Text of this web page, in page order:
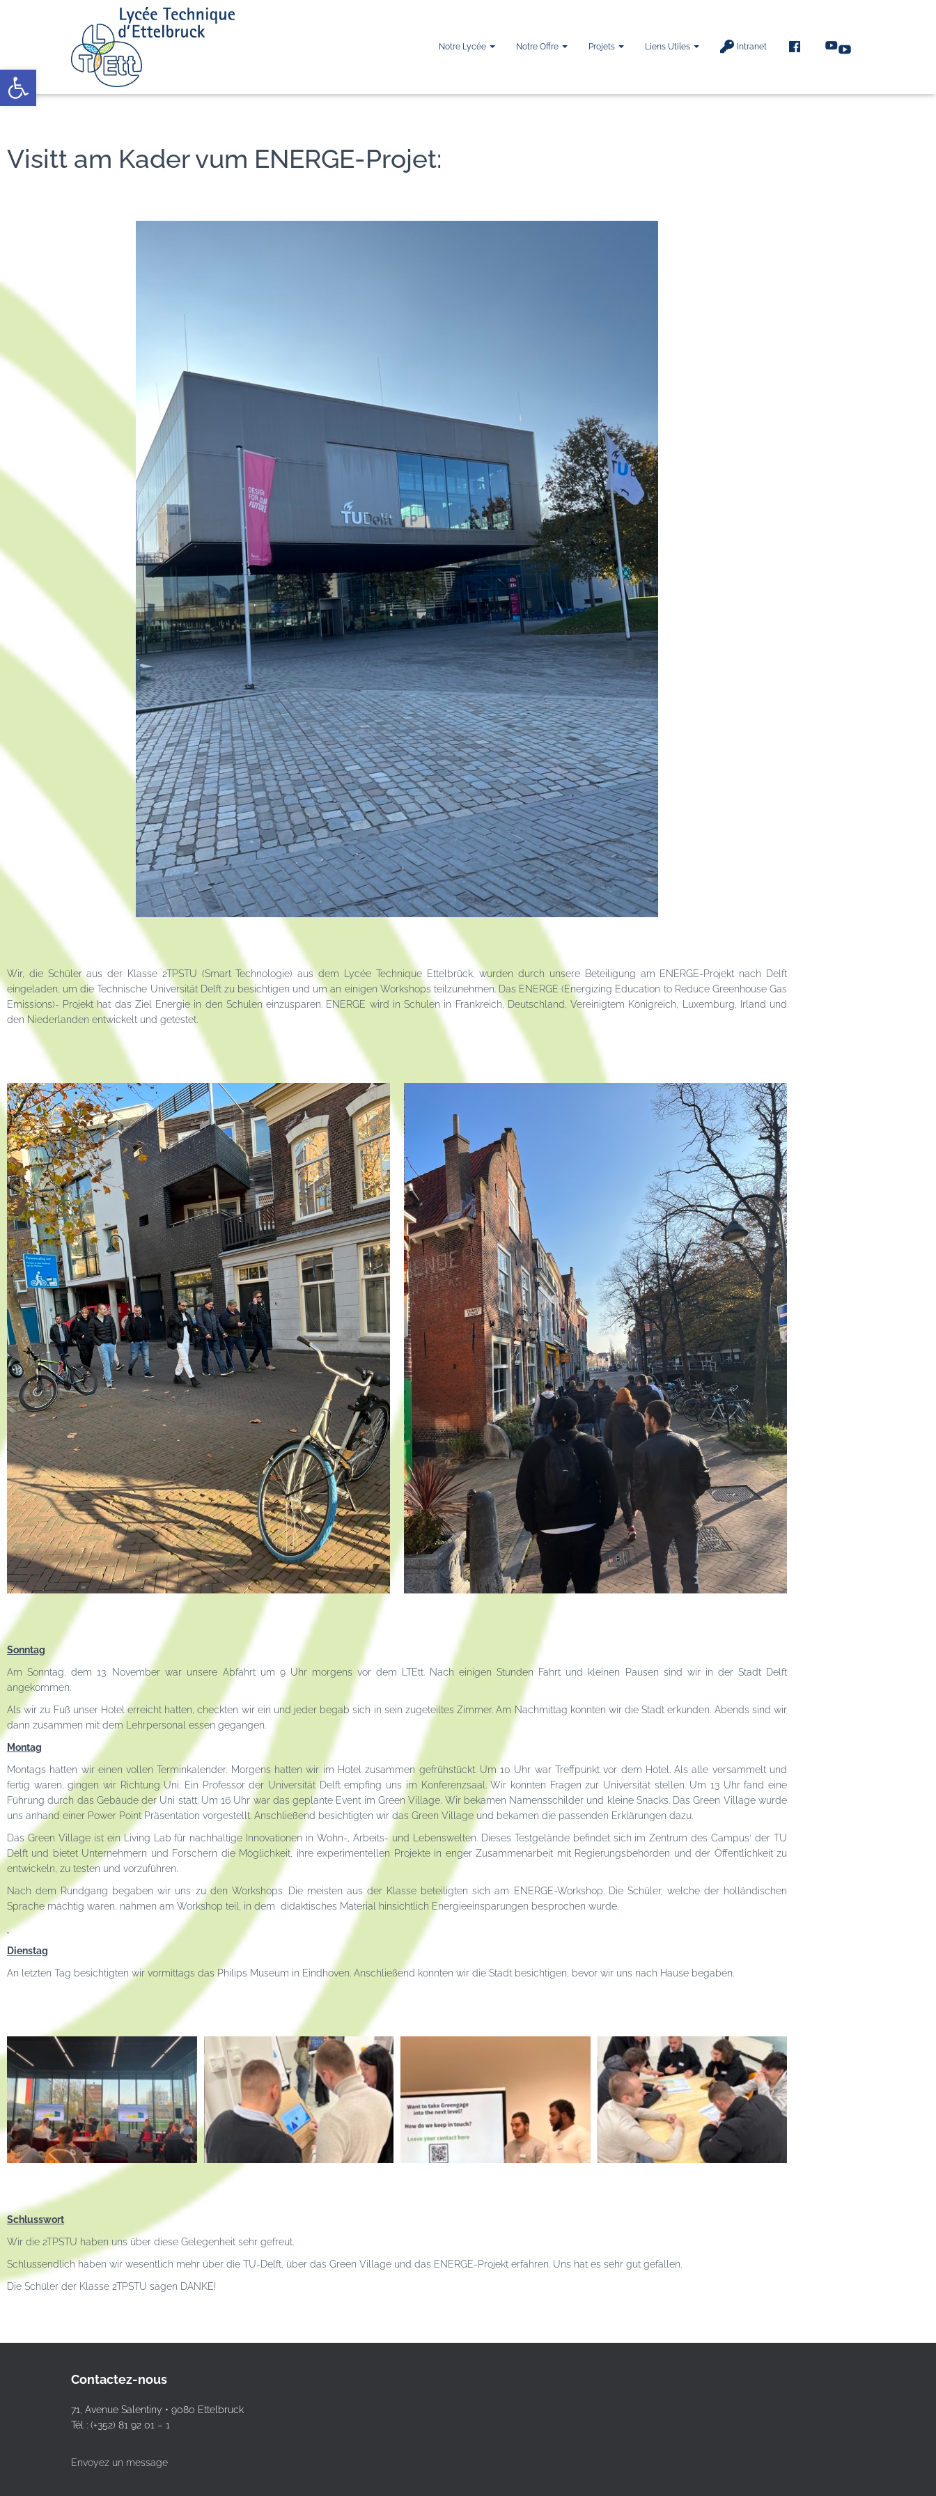
Open toolbar
Notre Lycée Notre Offre Projets Liens Utiles Intranet
Visitt am Kader vum ENERGE-Projet:
Wir, die Schüler aus der Klasse 2TPSTU (Smart Technologie) aus dem Lycée Technique Ettelbrück, wurden durch unsere Beteiligung am ENERGE-Projekt nach Delft
eingeladen, um die Technische Universität Delft zu besichtigen und um an einigen Workshops teilzunehmen. Das ENERGE (Energizing Education to Reduce Greenhouse Gas
Emissions)- Projekt hat das Ziel Energie in den Schulen einzusparen. ENERGE wird in Schulen in Frankreich, Deutschland, Vereinigtem Königreich, Luxemburg, Irland und
den Niederlanden entwickelt und getestet.
Sonntag
Am Sonntag, dem 13. November war unsere Abfahrt um 9 Uhr morgens vor dem LTEtt. Nach einigen Stunden Fahrt und kleinen Pausen sind wir in der Stadt Delft
angekommen.
Als wir zu Fuß unser Hotel erreicht hatten, checkten wir ein und jeder begab sich in sein zugeteiltes Zimmer. Am Nachmittag konnten wir die Stadt erkunden. Abends sind wir
dann zusammen mit dem Lehrpersonal essen gegangen.
Montag
Montags hatten wir einen vollen Terminkalender. Morgens hatten wir im Hotel zusammen gefrühstückt. Um 10 Uhr war Treffpunkt vor dem Hotel. Als alle versammelt und
fertig waren, gingen wir Richtung Uni. Ein Professor der Universität Delft empfing uns im Konferenzsaal. Wir konnten Fragen zur Universität stellen. Um 13 Uhr fand eine
Führung durch das Gebäude der Uni statt. Um 16 Uhr war das geplante Event im Green Village. Wir bekamen Namensschilder und kleine Snacks. Das Green Village wurde
uns anhand einer Power Point Präsentation vorgestellt. Anschließend besichtigten wir das Green Village und bekamen die passenden Erklärungen dazu.
Das Green Village ist ein Living Lab für nachhaltige Innovationen in Wohn-, Arbeits- und Lebenswelten. Dieses Testgelände befindet sich im Zentrum des Campus‘ der TU
Delft und bietet Unternehmern und Forschern die Möglichkeit, ihre experimentellen Projekte in enger Zusammenarbeit mit Regierungsbehörden und der Öffentlichkeit zu
entwickeln, zu testen und vorzuführen.
Nach dem Rundgang begaben wir uns zu den Workshops. Die meisten aus der Klasse beteiligten sich am ENERGE-Workshop. Die Schüler, welche der holländischen
Sprache mächtig waren, nahmen am Workshop teil, in dem didaktisches Material hinsichtlich Energieeinsparungen besprochen wurde.
Dienstag
An letzten Tag besichtigten wir vormittags das Philips Museum in Eindhoven. Anschließend konnten wir die Stadt besichtigen, bevor wir uns nach Hause begaben.
Schlusswort
Wir die 2TPSTU haben uns über diese Gelegenheit sehr gefreut.
Schlussendlich haben wir wesentlich mehr über die TU-Delft, über das Green Village und das ENERGE-Projekt erfahren. Uns hat es sehr gut gefallen.
Die Schüler der Klasse 2TPSTU sagen DANKE!
Contactez-nous
71, Avenue Salentiny • 9080 Ettelbruck
Tél : (+352) 81 92 01 – 1
Envoyez un message